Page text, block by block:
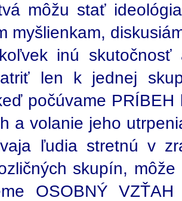
môžu stať
myšlienkam,
inú
len k jednej
počúvame
a volanie jeho
ľudia stretnú v
skupín,
OSOBNÝ